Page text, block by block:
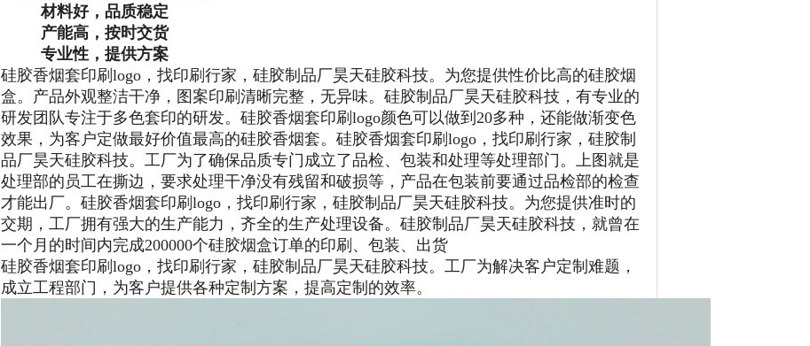
材料好，品质稳定
产能高，按时交货
专业性，提供方案
硅胶香烟套印刷logo，找印刷行家，硅胶制品厂昊天硅胶科技。为您提供性价比高的硅胶烟
盒。产品外观整洁干净，图案印刷清晰完整，无异味。硅胶制品厂昊天硅胶科技，有专业的
研发团队专注于多色套印的研发。硅胶香烟套印刷logo颜色可以做到20多种，还能做渐变色
效果，为客户定做最好价值最高的硅胶香烟套。 硅胶香烟套印刷logo，找印刷行家，硅胶制
品厂昊天硅胶科技。工厂为了确保品质专门成立了品检、包装和处理等处理部门。上图就是
处理部的员工在撕边，要求处理干净没有残留和破损等，产品在包装前要通过品检部的检查
才能出厂。 硅胶香烟套印刷logo，找印刷行家，硅胶制品厂昊天硅胶科技。为您提供准时的
交期，工厂拥有强大的生产能力，齐全的生产处理设备。硅胶制品厂昊天硅胶科技，就曾在
一个月的时间内完成200000个硅胶烟盒订单的印刷、包装、出货
硅胶香烟套印刷logo，找印刷行家，硅胶制品厂昊天硅胶科技。工厂为解决客户定制难题，
成立工程部门，为客户提供各种定制方案，提高定制的效率。